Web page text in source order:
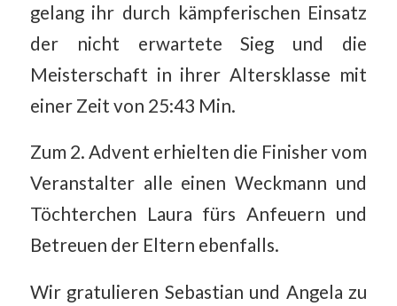
gelang ihr durch kämpferischen Einsatz
der nicht erwartete Sieg und die
Meisterschaft in ihrer Altersklasse mit
einer Zeit von 25:43 Min.
Zum 2. Advent erhielten die Finisher vom
Veranstalter alle einen Weckmann und
Töchterchen Laura fürs Anfeuern und
Betreuen der Eltern ebenfalls.
Wir gratulieren Sebastian und Angela zu